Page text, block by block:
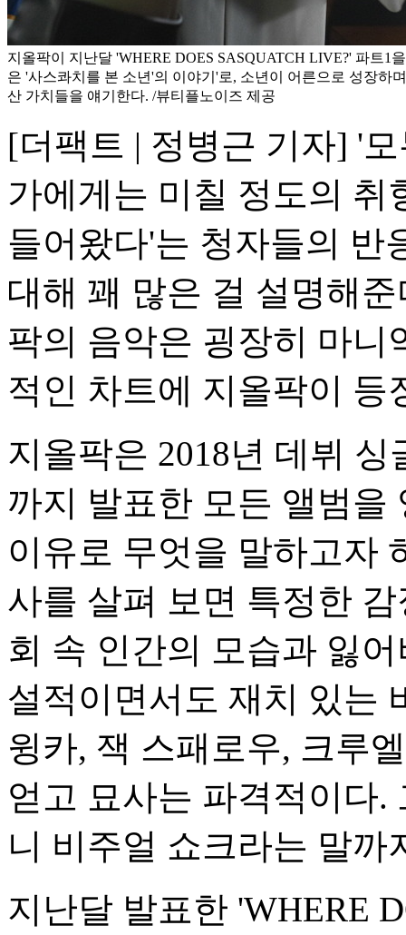
지올팍이 지난달 'WHERE DOES SASQUATCH LIVE?' 파트1
은 '사스콰치를 본 소년'의 이야기'로, 소년이 어른으로 성장하
산 가치들을 얘기한다. /뷰티플노이즈 제공
[더팩트 | 정병근 기자] '
가에게는 미칠 정도의 취
들어왔다'는 청자들의 반
대해 꽤 많은 걸 설명해
팍의 음악은 굉장히 마니
적인 차트에 지올팍이 등
지올팍은 2018년 데뷔
까지 발표한 모든 앨범을
이유로 무엇을 말하고자
사를 살펴 보면 특정한
회 속 인간의 모습과 잃
설적이면서도 재치 있는
윙카, 잭 스패로우, 크루
얻고 묘사는 파격적이다.
니 비주얼 쇼크라는 말까
지난달 발표한 'WHERE